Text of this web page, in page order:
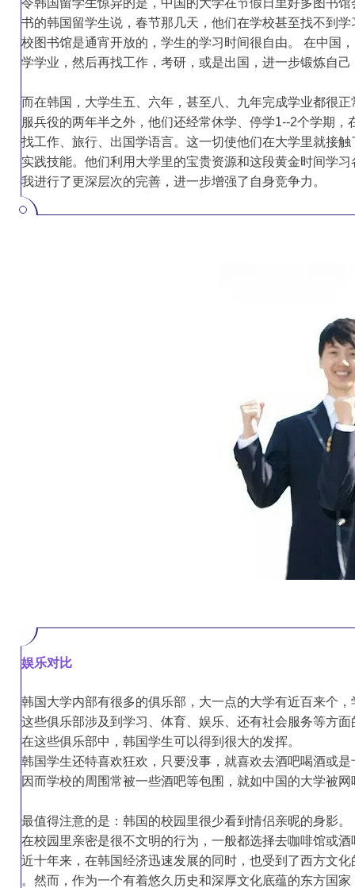
令韩国留学生惊异的是，中国的大学在节假日里好多图书
书的韩国留学生说，春节那几天，他们在学校甚至找不到
校图书馆是通宵开放的，学生的学习时间很自由。 在中国
学学业，然后再找工作，考研，或是出国，进一步锻炼自己
而在韩国，大学生五、六年，甚至八、九年完成学业都很
服兵役的两年半之外，他们还经常休学、停学1--2个学期，
找工作、旅行、出国学语言。这一切使他们在大学里就接
实践技能。他们利用大学里的宝贵资源和这段黄金时间学
我进行了更深层次的完善，进一步增强了自身竞争力。
娱乐对比
韩国大学内部有很多的俱乐部，大一点的大学有近百来个
这些俱乐部涉及到学习、体育、娱乐、还有社会服务等方面
在这些俱乐部中，韩国学生可以得到很大的发挥。
韩国学生还特喜欢狂欢，只要没事，就喜欢去酒吧喝酒或
因而学校的周围常被一些酒吧等包围，就如中国的大学被
最值得注意的是：韩国的校园里很少看到情侣亲昵的身影。
在校园里亲密是很不文明的行为，一般都选择去咖啡馆或
近十年来，在韩国经济迅速发展的同时，也受到了西方文化
。然而，作为一个有着悠久历史和深厚文化底蕴的东方国家